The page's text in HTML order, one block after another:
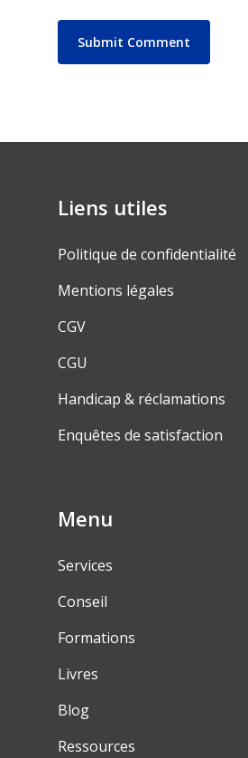
Liens utiles
Politique de confidentialité
Mentions légales
CGV
CGU
Handicap & réclamations
Enquêtes de satisfaction
Menu
Services
Conseil
Formations
Livres
Blog
Ressources